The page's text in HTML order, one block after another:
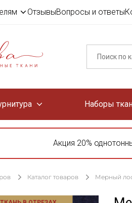
ОтзывыВопросы и ответы
Наборы
Акция 20%
Каталог товаров Мерный